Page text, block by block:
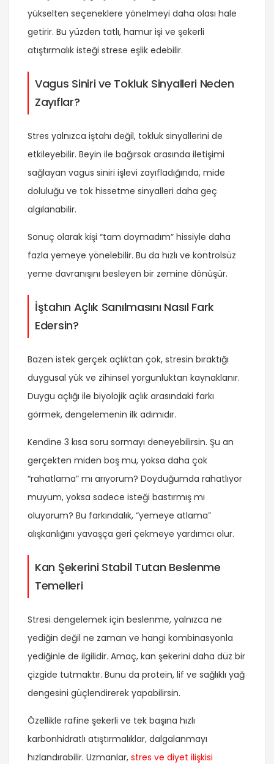
yükselten seçeneklere yönelmeyi daha olası hale
getirir. Bu yüzden tatlı, hamur işi ve şekerli
atıştırmalık isteği strese eşlik edebilir.
Vagus Siniri ve Tokluk Sinyalleri Neden
Zayıflar?
Stres yalnızca iştahı değil, tokluk sinyallerini de
etkileyebilir. Beyin ile bağırsak arasında iletişimi
sağlayan vagus siniri işlevi zayıfladığında, mide
doluluğu ve tok hissetme sinyalleri daha geç
algılanabilir.
Sonuç olarak kişi “tam doymadım” hissiyle daha
fazla yemeye yönelebilir. Bu da hızlı ve kontrolsüz
yeme davranışını besleyen bir zemine dönüşür.
İştahın Açlık Sanılmasını Nasıl Fark
Edersin?
Bazen istek gerçek açlıktan çok, stresin bıraktığı
duygusal yük ve zihinsel yorgunluktan kaynaklanır.
Duygu açlığı ile biyolojik açlık arasındaki farkı
görmek, dengelemenin ilk adımıdır.
Kendine 3 kısa soru sormayı deneyebilirsin. Şu an
gerçekten miden boş mu, yoksa daha çok
“rahatlama” mı arıyorum? Doyduğumda rahatlıyor
muyum, yoksa sadece isteği bastırmış mı
oluyorum? Bu farkındalık, “yemeye atlama”
alışkanlığını yavaşça geri çekmeye yardımcı olur.
Kan Şekerini Stabil Tutan Beslenme
Temelleri
Stresi dengelemek için beslenme, yalnızca ne
yediğin değil ne zaman ve hangi kombinasyonla
yediğinle de ilgilidir. Amaç, kan şekerini daha düz bir
çizgide tutmaktır. Bunu da protein, lif ve sağlıklı yağ
dengesini güçlendirerek yapabilirsin.
Özellikle rafine şekerli ve tek başına hızlı
karbonhidratlı atıştırmalıklar, dalgalanmayı
hızlandırabilir. Uzmanlar, stres ve diyet ilişkisi